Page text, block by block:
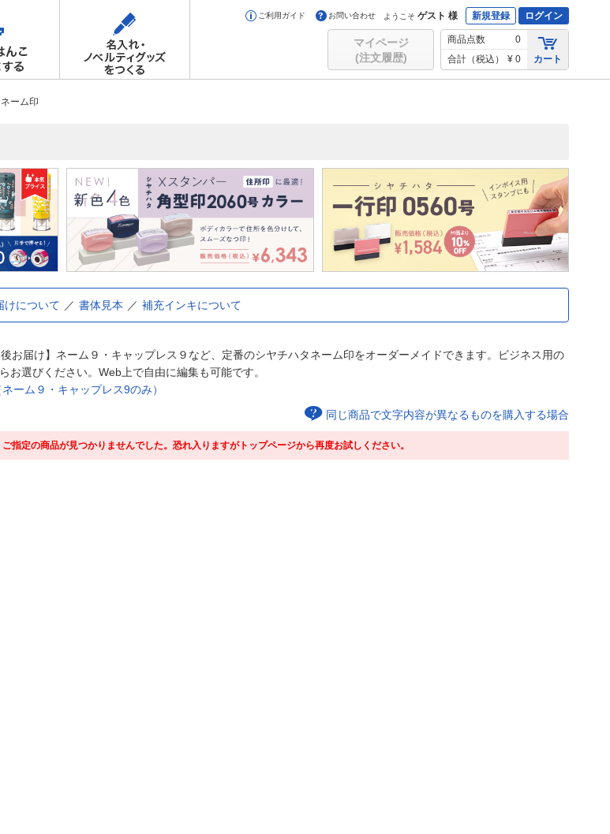
ご利用ガイド お問い合わせ ようこそ ゲスト 様 新規登録 ログイン
マイページ
(注文履歴)
商品点数
0
合計（税込）
¥ 0 カート
ーム印
けについて 書体見本 補充インキについて
お届け】ネーム９・キャップレス９など、定番のシヤチハタネーム印をオーダーメイドできます。ビジネス用の
お選びください。Web上で自由に編集も可能です。
ーム９・キャップレス9のみ）
同じ商品で文字内容が異なるものを購入する場合
ご指定の商品が見つかりませんでした。恐れ入りますがトップページから再度お試しください。